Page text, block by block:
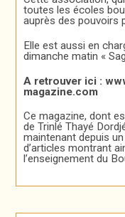
toutes les écoles
auprès des pouvoirs
Elle est aussi en
dimanche matin «
A retrouver ici :
magazine.com
Ce magazine, dont
de Trinlé Thayé
maintenant depuis
d’articles montrant
l’enseignement du